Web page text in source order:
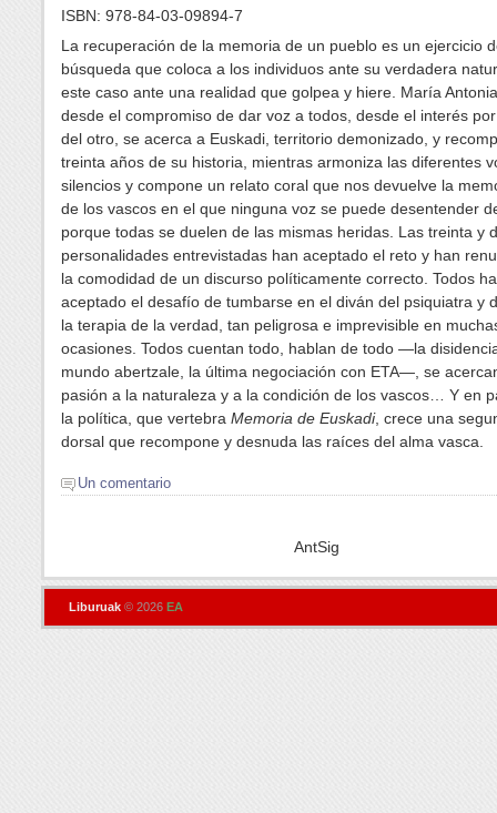
ISBN: 978-84-03-09894-7
La recuperación de la memoria de un pueblo es un ejercicio
búsqueda que coloca a los individuos ante su verdadera
este caso ante una realidad que golpea y hiere. María
desde el compromiso de dar voz a todos, desde el interés
del otro, se acerca a Euskadi, territorio demonizado, y
treinta años de su historia, mientras armoniza las diferentes
silencios y compone un relato coral que nos devuelve la
de los vascos en el que ninguna voz se puede desentender
porque todas se duelen de las mismas heridas. Las treinta y
personalidades entrevistadas han aceptado el reto y han
la comodidad de un discurso políticamente correcto. Todos
aceptado el desafío de tumbarse en el diván del psiquiatra y
la terapia de la verdad, tan peligrosa e imprevisible en
ocasiones. Todos cuentan todo, hablan de todo —la
mundo abertzale, la última negociación con ETA—, se
pasión a la naturaleza y a la condición de los vascos… Y en
la política, que vertebra Memoria de Euskadi, crece una
dorsal que recompone y desnuda las raíces del alma vasca.
Un comentario
AntSig
Liburuak © 2026 EA